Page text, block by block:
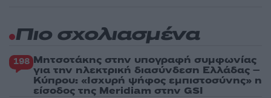
Πιο σχολιασμένα
198 Μητσοτάκης στην υπογραφή συμφωνίας
για την ηλεκτρική διασύνδεση Ελλάδας –
Κύπρου: «Ισχυρή ψήφος εμπιστοσύνης» η
είσοδος της Meridiam στην GSI